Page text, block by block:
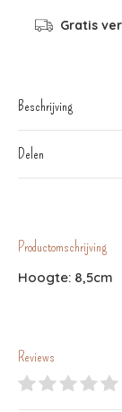
Gratis
Beschrijving
Delen
Productomschrijving
Hoogte: 8,5cm
Reviews